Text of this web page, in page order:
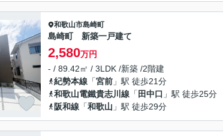
和歌山市島崎町
島崎町 新築一戸建て
2,580万円
- / 89.42㎡ / 3LDK /新築 /2階建
紀勢本線 「宮前 」駅 徒歩21分
和歌山電鐵貴志川線 「 田中口 」駅 徒歩25分
阪和線 「和歌山 」駅 徒歩29分